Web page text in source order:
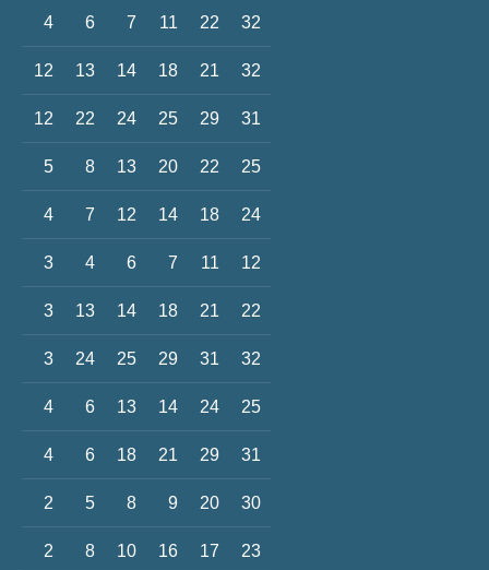
4 6 7 11 22 32
12 13 14 18 21 32
12 22 24 25 29 31
5 8 13 20 22 25
4 7 12 14 18 24
3 4 6 7 11 12
3 13 14 18 21 22
3 24 25 29 31 32
4 6 13 14 24 25
4 6 18 21 29 31
2 5 8 9 20 30
2 8 10 16 17 23